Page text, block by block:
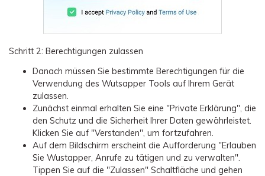
Schritt 2: Berechtigungen zulassen
Danach müssen Sie bestimmte Berechtigungen für die
Verwendung des Wutsapper Tools auf Ihrem Gerät
zulassen.
Zunächst einmal erhalten Sie eine "Private Erklärung", die
den Schutz und die Sicherheit Ihrer Daten gewährleistet.
Klicken Sie auf "Verstanden", um fortzufahren.
Auf dem Bildschirm erscheint die Aufforderung "Erlauben
Sie Wustapper, Anrufe zu tätigen und zu verwalten".
Tippen Sie auf die "Zulassen" Schaltfläche und gehen